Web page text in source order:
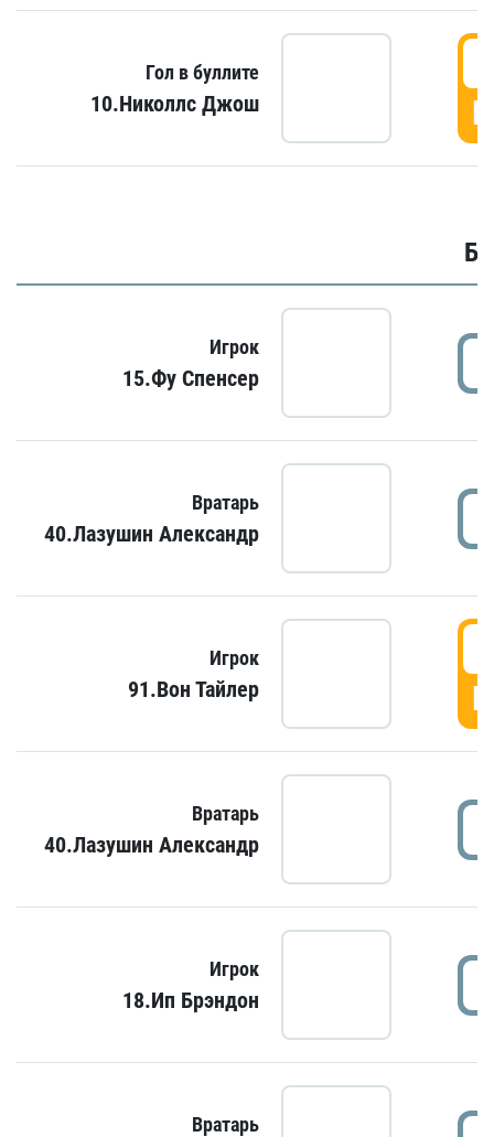
Гол в буллите
10.Николлс Джош
Игрок
15.Фу Спенсер
Вратарь
40.Лазушин Александр
Игрок
91.Вон Тайлер
Вратарь
40.Лазушин Александр
Игрок
18.Ип Брэндон
Вратарь